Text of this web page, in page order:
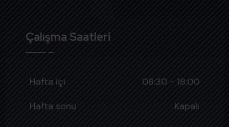
Çalışma Saatleri
Hafta içi
08:30 - 18:00
Hafta sonu
Kapalı